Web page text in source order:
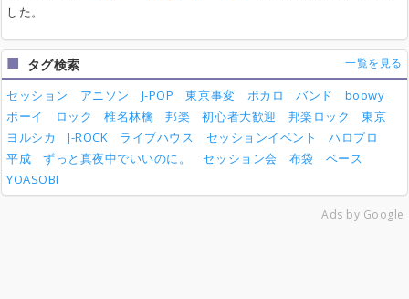
した。
タグ検索 一覧を見る
セッション アニソン J-POP 東京事変 ボカロ バンド
boowy
ボーイ
ロック 椎名林檎 邦楽 初心者大歓迎 邦楽ロック
東京
ヨルシカ
J-ROCK ライブハウス セッションイベント
ハロプロ
平成
ずっと真夜中でいいのに。 セッション会 布袋
ベース
YOASOBI
Ads by Google